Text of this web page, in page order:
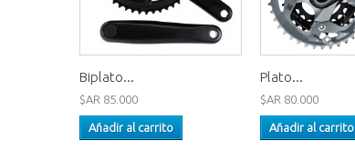
Biplato...
$AR 85.000
Añadir al carrito
Plato...
$AR 80.000
Añadir al carrito